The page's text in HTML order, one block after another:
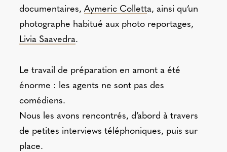
documentaires, Aymeric Colletta, ainsi qu’un
photographe habitué aux photo reportages,
Livia Saavedra.
Le travail de préparation en amont a été
énorme : les agents ne sont pas des
comédiens.
Nous les avons rencontrés, d’abord à travers
de petites interviews téléphoniques, puis sur
place.